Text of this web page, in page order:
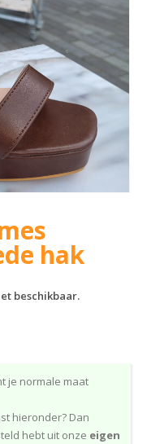
hak
beschikbaar.
je normale maat
hieronder? Dan
hebt uit onze eigen